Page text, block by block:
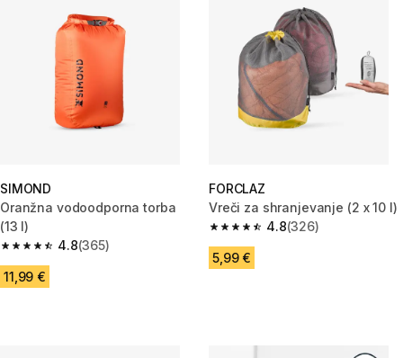
SIMOND
Oranžna vodoodporna torba
(13 l)
4.8
4.8 od 5 zvezdic from 365 ocene
(365)
11,99 €
FORCLAZ
Vreči za shranjevanje (2 x 10 l)
4.8
4.8 od 5 zvezdic from 326
(326)
5,99 €